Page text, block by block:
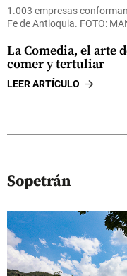
1.003 empresas
Fe de Antioquia. FOTO:
La Comedia, el arte
comer y tertuliar
LEER ARTÍCULO
Sopetrán